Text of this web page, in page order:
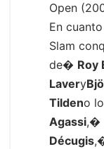
Open
En
Slam
de� Roy
Lavery
Tildeno
Agassi,�
Décugis